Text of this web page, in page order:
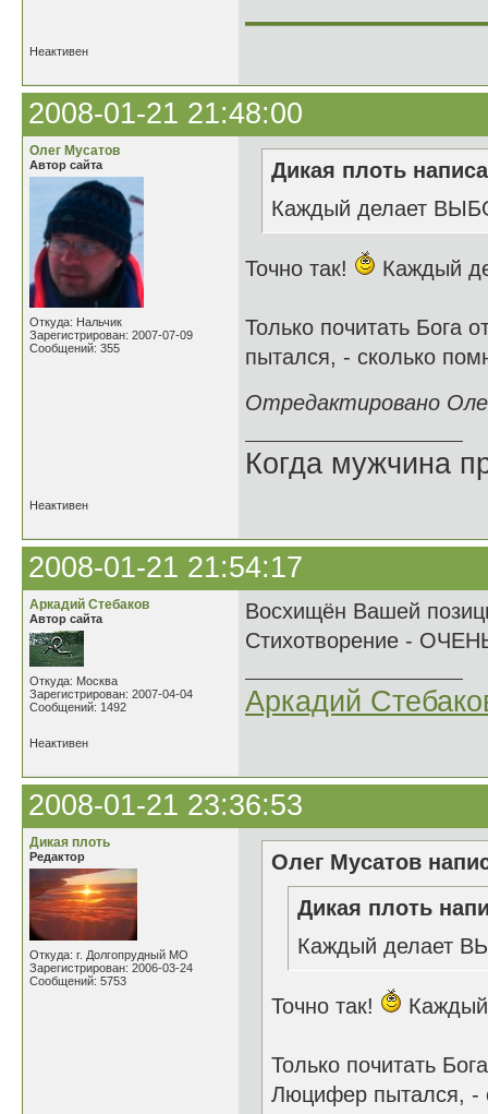
Неактивен
2008-01-21 21:48:00
Олег Мусатов
Автор сайта
Откуда: Нальчик
Зарегистрирован: 2007-07-09
Сообщений: 355
Дикая плоть
Каждый делает
Точно так! Каждый
Только почитать Бога
пытался, - сколько
Отредактировано
Когда мужчина
Неактивен
2008-01-21 21:54:17
Аркадий Стебаков
Автор сайта
Откуда: Москва
Зарегистрирован: 2007-04-04
Сообщений: 1492
Восхищён Вашей
Стихотворение -
Аркадий
Неактивен
2008-01-21 23:36:53
Дикая плоть
Редактор
Откуда: г. Долгопрудный МО
Зарегистрирован: 2006-03-24
Сообщений: 5753
Олег Мусатов
Дикая плоть
Каждый делает
Точно так!
Только почитать
Люцифер пытался, -